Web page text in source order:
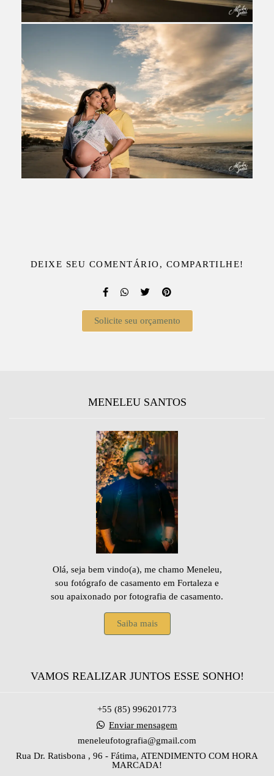
DEIXE SEU COMENTÁRIO, COMPARTILHE!
Solicite seu orçamento
MENELEU SANTOS
Olá, seja bem vindo(a), me chamo Meneleu,
sou fotógrafo de casamento em Fortaleza e
sou apaixonado por fotografia de casamento.
Saiba mais
VAMOS REALIZAR JUNTOS ESSE SONHO!
+55 (85) 996201773
Enviar mensagem
meneleufotografia@gmail.com
Rua Dr. Ratisbona , 96 - Fátima, ATENDIMENTO COM HORA
MARCADA!